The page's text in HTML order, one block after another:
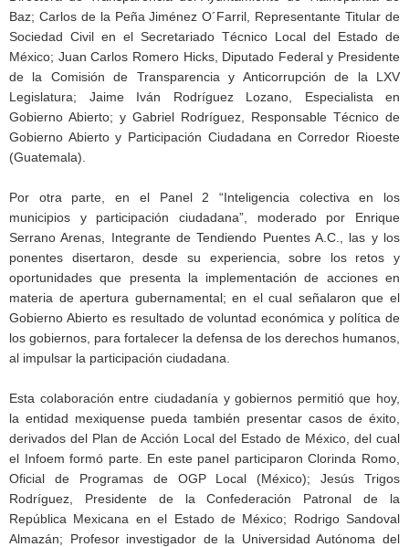
Baz; Carlos de la Peña Jiménez O´Farril, Representante Titular de
Sociedad Civil en el Secretariado Técnico Local del Estado de
México; Juan Carlos Romero Hicks, Diputado Federal y Presidente
de la Comisión de Transparencia y Anticorrupción de la LXV
Legislatura; Jaime Iván Rodríguez Lozano, Especialista en
Gobierno Abierto; y Gabriel Rodríguez, Responsable Técnico de
Gobierno Abierto y Participación Ciudadana en Corredor Rioeste
(Guatemala).
Por otra parte, en el Panel 2 “Inteligencia colectiva en los
municipios y participación ciudadana”, moderado por Enrique
Serrano Arenas, Integrante de Tendiendo Puentes A.C., las y los
ponentes disertaron, desde su experiencia, sobre los retos y
oportunidades que presenta la implementación de acciones en
materia de apertura gubernamental; en el cual señalaron que el
Gobierno Abierto es resultado de voluntad económica y política de
los gobiernos, para fortalecer la defensa de los derechos humanos,
al impulsar la participación ciudadana.
Esta colaboración entre ciudadanía y gobiernos permitió que hoy,
la entidad mexiquense pueda también presentar casos de éxito,
derivados del Plan de Acción Local del Estado de México, del cual
el Infoem formó parte. En este panel participaron Clorinda Romo,
Oficial de Programas de OGP Local (México); Jesús Trigos
Rodríguez, Presidente de la Confederación Patronal de la
República Mexicana en el Estado de México; Rodrigo Sandoval
Almazán; Profesor investigador de la Universidad Autónoma del